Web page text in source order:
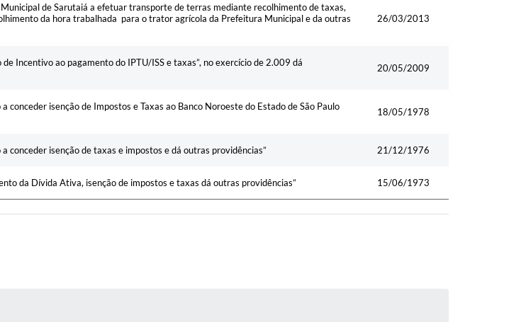
de Sarutaiá a efetuar transporte de terras mediante recolhimento de taxas,
da hora trabalhada para o trator agrícola da Prefeitura Municipal e da outras
26/03/2013
de Incentivo ao pagamento do IPTU/ISS e taxas”, no exercício de 2.009 dá
20/05/2009
conceder isenção de Impostos e Taxas ao Banco Noroeste do Estado de São Paulo
18/05/1978
conceder isenção de taxas e impostos e dá outras providências” 21/12/1976
da Dívida Ativa, isenção de impostos e taxas dá outras providências” 15/06/1973